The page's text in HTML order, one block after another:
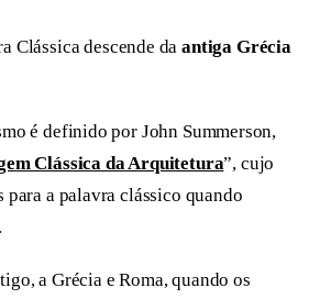
Clássica descende daantiga Grécia
é definido por John Summerson,
Clássica da Arquitetura”, cujo
a palavra clássico quando
a Grécia e Roma, quando os